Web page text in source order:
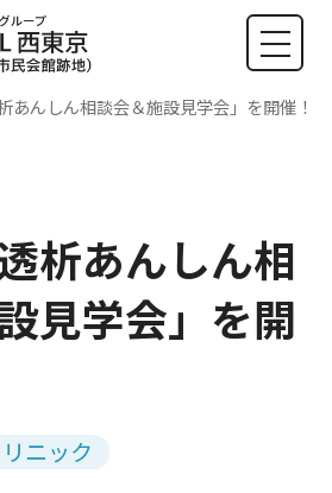
あんしん相談会＆施設見学会」を開催！
析あんしん相
見学会」を開
ニック